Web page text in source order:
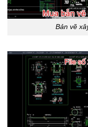
Bản vẽ